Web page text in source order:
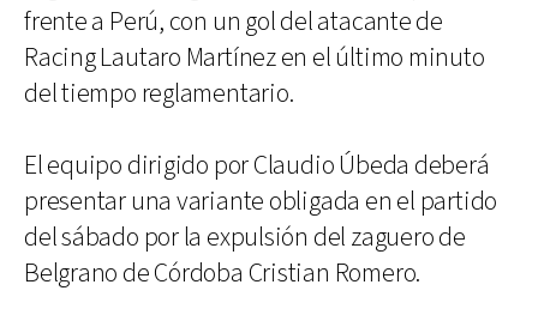
frente a Perú, con un gol del atacante de
Racing Lautaro Martínez en el último minuto
del tiempo reglamentario.
El equipo dirigido por Claudio Úbeda deberá
presentar una variante obligada en el partido
del sábado por la expulsión del zaguero de
Belgrano de Córdoba Cristian Romero.